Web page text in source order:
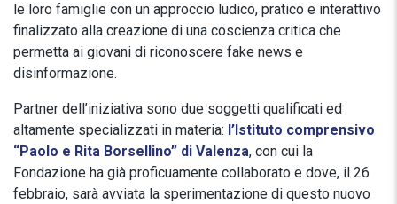
le loro famiglie con un approccio ludico, pratico e interattivo
finalizzato alla creazione di una coscienza critica che
permetta ai giovani di riconoscere fake news e
disinformazione.
Partner dell’iniziativa sono due soggetti qualificati ed
altamente specializzati in materia: l’Istituto comprensivo
“Paolo e Rita Borsellino” di Valenza, con cui la
Fondazione ha già proficuamente collaborato e dove, il 26
febbraio, sarà avviata la sperimentazione di questo nuovo